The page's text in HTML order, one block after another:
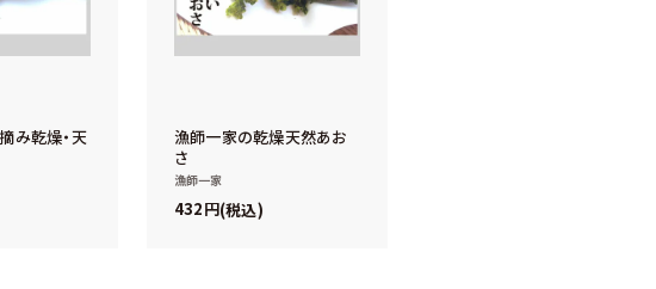
み乾燥・天
漁師一家の乾燥天然あお
さ
漁師一家
432 税込